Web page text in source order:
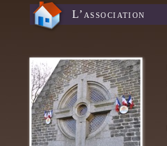
L’association